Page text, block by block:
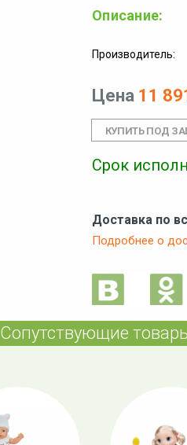
Описание:
Производитель:
Цена 11
Срок
Доставка по
Подробнее о
Сопутствующие